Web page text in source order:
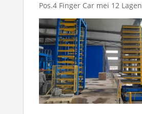
Pos.4 Finger Car mei 12 Lagen